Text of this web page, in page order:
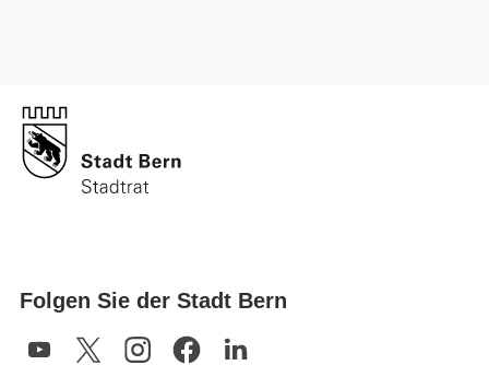
Folgen Sie der Stadt Bern